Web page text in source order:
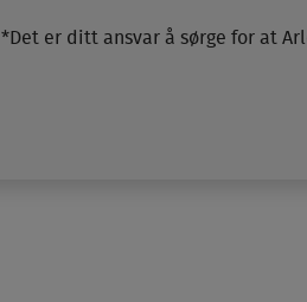
*Det er ditt ansvar å sørge for at